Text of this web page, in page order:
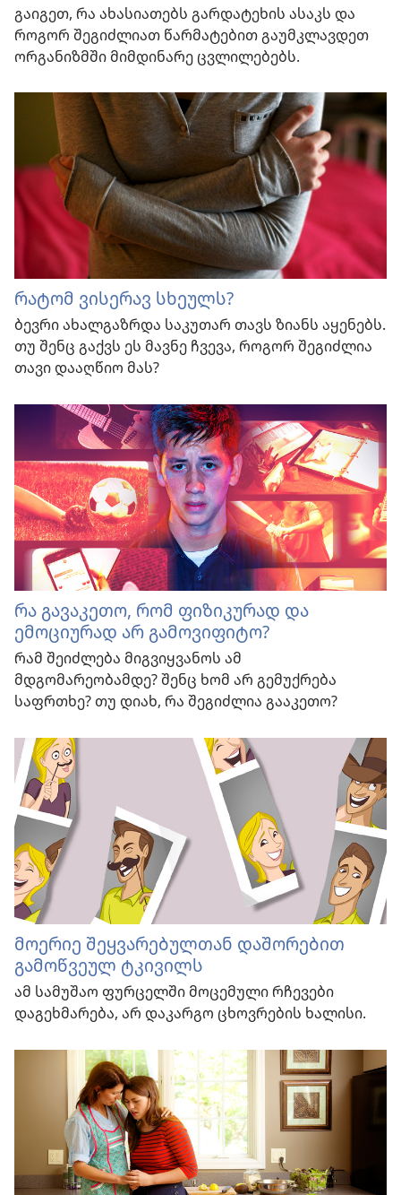
გაიგეთ, რა ახასიათებს გარდატეხის ასაკს და
როგორ შეგიძლიათ წარმატებით გაუმკლავდეთ
ორგანიზმში მიმდინარე ცვლილებებს.
რატომ ვისერავ სხეულს?
ბევრი ახალგაზრდა საკუთარ თავს ზიანს აყენებს.
თუ შენც გაქვს ეს მავნე ჩვევა, როგორ შეგიძლია
თავი დააღწიო მას?
რა გავაკეთო, რომ ფიზიკურად და
ემოციურად არ გამოვიფიტო?
რამ შეიძლება მიგვიყვანოს ამ
მდგომარეობამდე? შენც ხომ არ გემუქრება
საფრთხე? თუ დიახ, რა შეგიძლია გააკეთო?
მოერიე შეყვარებულთან დაშორებით
გამოწვეულ ტკივილს
ამ სამუშაო ფურცელში მოცემული რჩევები
დაგეხმარება, არ დაკარგო ცხოვრების ხალისი.